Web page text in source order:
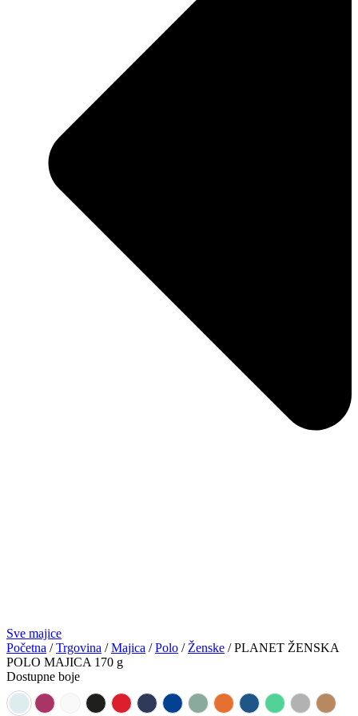
Sve majice
Početna /Trgovina /Majica /Polo / Ženske / PLANET ŽENSKA
POLO MAJICA 170 g
Dostupne boje